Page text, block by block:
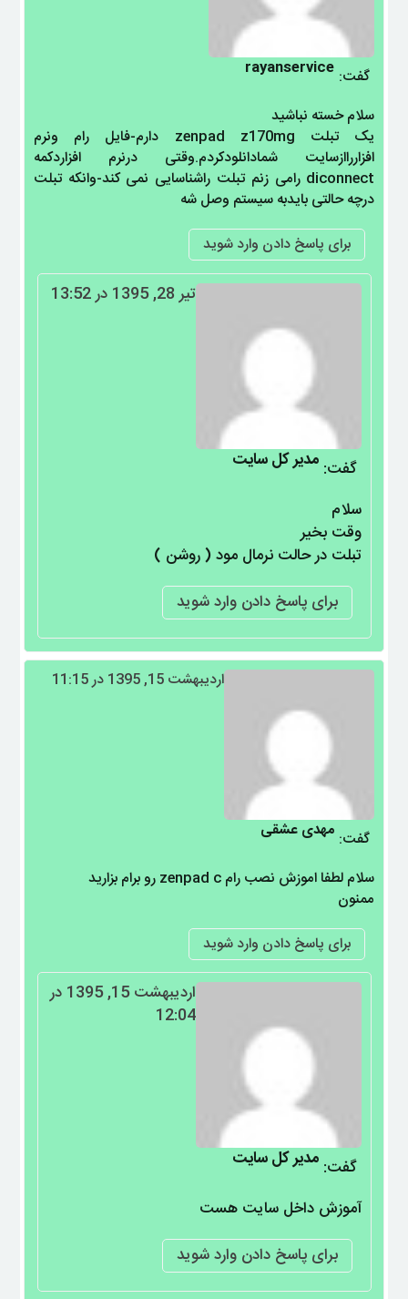
rayanservice گفت:
سلام خسته نباشید
یک تبلت zenpad z170mg دارم-فایل رام ونرم
افزارراازسایت شمادانلودکردم.وقتی درنرم افزاردکمه
diconnect رامی زنم تبلت راشناسایی نمی کند-وانکه تبلت
درچه حالتی بایدبه سیستم وصل شه
برای پاسخ دادن وارد شوید
مدیر کل سایت گفت:
تیر 28, 1395 در 13:52
سلام
وقت بخیر
تبلت در حالت نرمال مود ( روشن )
برای پاسخ دادن وارد شوید
مهدی عشقی گفت:
اردیبهشت 15, 1395 در 11:15
سلام لطفا اموزش نصب رام zenpad c رو برام بزارید
ممنون
برای پاسخ دادن وارد شوید
مدیر کل سایت گفت:
اردیبهشت 15, 1395 در
12:04
آموزش داخل سایت هست
برای پاسخ دادن وارد شوید